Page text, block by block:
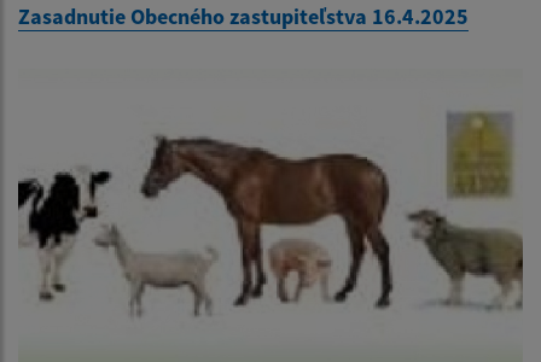
Zasadnutie Obecného zastupiteľstva 16.4.2025